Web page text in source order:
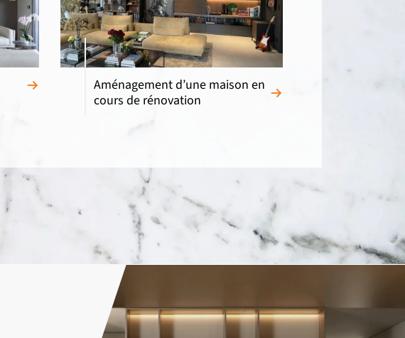
Aménagement d’une maison en
cours de rénovation